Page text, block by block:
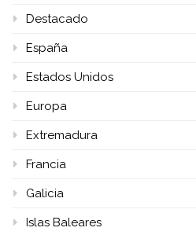
Destacado
España
Estados Unidos
Europa
Extremadura
Francia
Galicia
Islas Baleares